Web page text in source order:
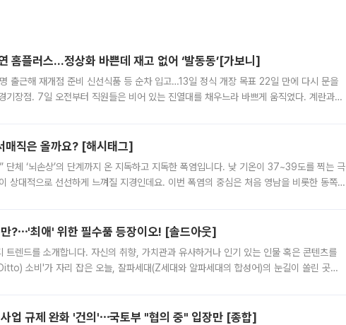
홈플러스…정상화 바쁜데 재고 없어 ‘발동동’[가보니]
출근해 재개점 준비 신선식품 등 순차 입고…13일 정식 개장 목표 22일 만에 다시 문을
기장점. 7일 오전부터 직원들은 비어 있는 진열대를 채우느라 바쁘게 움직였다. 계란과
매직은 올까요? [해시태그]
단체 ‘뇌손상’의 단계까지 온 지독하고 지독한 폭염입니다. 낮 기온이 37~39도를 찍는 극
상대적으로 선선하게 느껴질 지경인데요. 이번 폭염의 중심은 처음 영남을 비롯한 동쪽
?⋯'최애' 위한 필수품 등장이오! [솔드아웃]
트렌드를 소개합니다. 자신의 취향, 가치관과 유사하거나 인기 있는 인물 혹은 콘텐츠를
소비'가 자리 잡은 오늘, 잘파세대(Z세대와 알파세대의 합성어)의 눈길이 쏠린 곳은
업 규제 완화 '건의'⋯국토부 "협의 중" 입장만 [종합]